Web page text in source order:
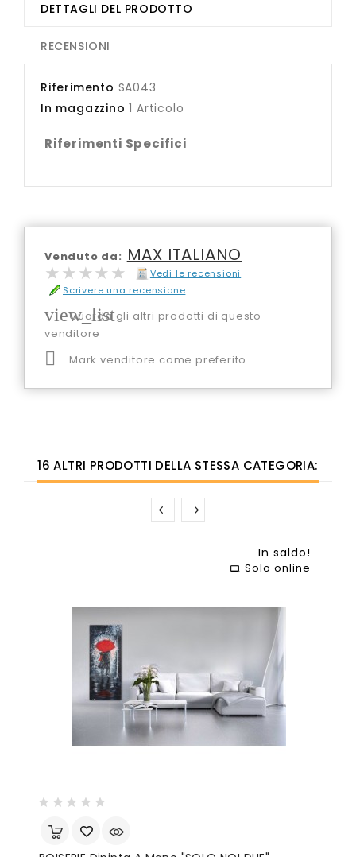
DETTAGLI DEL PRODOTTO
RECENSIONI
Riferimento SA043
In magazzino 1 Articolo
Riferimenti Specifici
Venduto da: MAX ITALIANO
★★★★★
★★★★★
Vedi le recensioni
Scrivere una recensione
view_list
Guarda gli altri prodotti di questo
venditore
 Mark venditore come preferito
16 ALTRI PRODOTTI DELLA STESSA CATEGORIA:
Solo online
In saldo!